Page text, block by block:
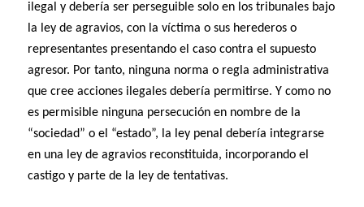
ilegal y debería ser perseguible solo en los tribunales bajo
la ley de agravios, con la víctima o sus herederos o
representantes presentando el caso contra el supuesto
agresor. Por tanto, ninguna norma o regla administrativa
que cree acciones ilegales debería permitirse. Y como no
es permisible ninguna persecución en nombre de la
“sociedad” o el “estado”, la ley penal debería integrarse
en una ley de agravios reconstituida, incorporando el
castigo y parte de la ley de tentativas.